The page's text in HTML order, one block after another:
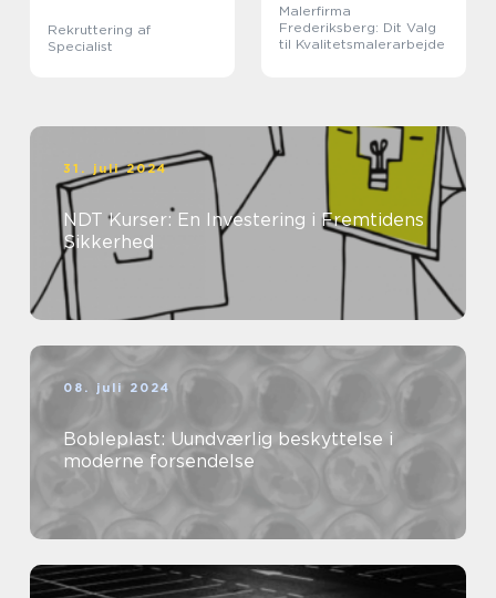
Rekruttering af
Specialist
Malerfirma
Frederiksberg: Dit Valg
til Kvalitetsmalerarbejde
31. juli 2024
NDT Kurser: En Investering i Fremtidens
Sikkerhed
08. juli 2024
Bobleplast: Uundværlig beskyttelse i
moderne forsendelse